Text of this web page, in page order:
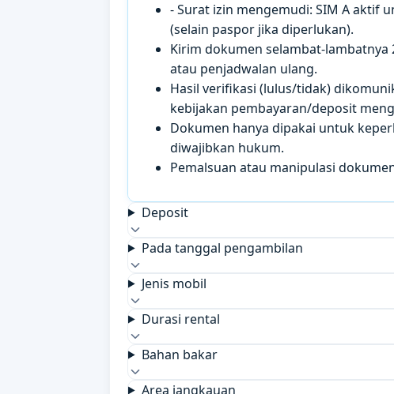
- Surat izin mengemudi: SIM A aktif
(selain paspor jika diperlukan).
Kirim dokumen selambat-
atau penjadwalan ulang.
Hasil verifikasi (lulus/tidak)
kebijakan pembayaran/deposit
Dokumen hanya dipakai untuk
diwajibkan hukum.
Pemalsuan atau manipulasi
Deposit
Pada tanggal pengambilan
Jenis mobil
Durasi rental
Bahan bakar
Area jangkauan